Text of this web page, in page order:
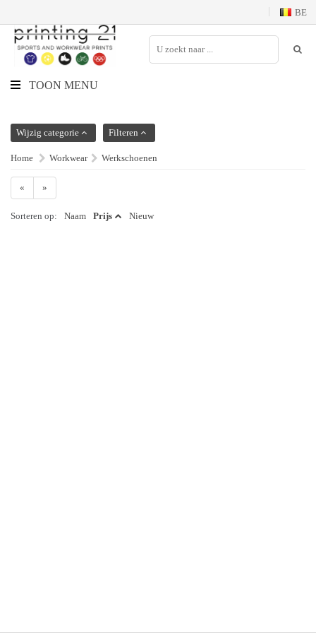
BE
TOON MENU
Wijzig categorie Filteren
Home Workwear Werkschoenen
« »
Sorteren op: Naam Prijs Nieuw